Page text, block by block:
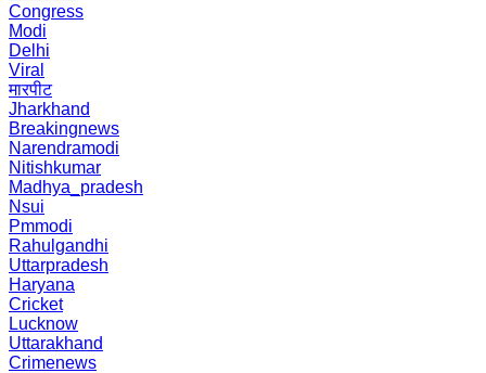
Congress
Modi
Delhi
Viral
मारपीट
Jharkhand
Breakingnews
Narendramodi
Nitishkumar
Madhya_pradesh
Nsui
Pmmodi
Rahulgandhi
Uttarpradesh
Haryana
Cricket
Lucknow
Uttarakhand
Crimenews